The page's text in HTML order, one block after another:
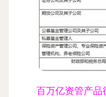
百万亿资管产品